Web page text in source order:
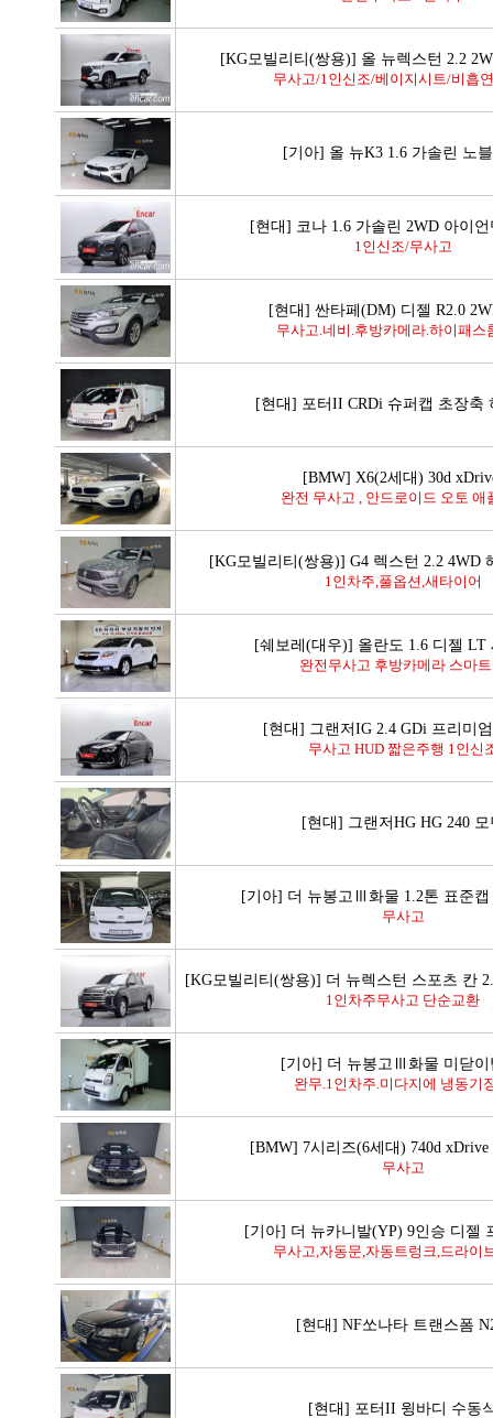
[KG모빌리티(쌍용)] 올 뉴렉스턴 2.2
무사고/1인신조/베이지시트/비흡
[기아] 올 뉴K3 1.6 가솔린 노
[현대] 코나 1.6 가솔린 2WD 아이
1인신조/무사고
[현대] 싼타페(DM) 디젤 R2.0
무사고.네비.후방카메라.하이패스
[현대] 포터II CRDi 슈퍼캡 초장축
[BMW] X6(2세대) 30d
완전 무사고 , 안드로이드 오토 애
[KG모빌리티(쌍용)] G4 렉스턴 2.2 4WD
1인차주,풀옵션,새타이어
[쉐보레(대우)] 올란도 1.6 디젤 LT
완전무사고 후방카메라 스마
[현대] 그랜저IG 2.4 GDi 프리미
무사고 HUD 짧은주행 1인신
[현대] 그랜저HG HG 240 모
[기아] 더 뉴봉고Ⅲ화물 1.2톤 표준캡
무사고
[KG모빌리티(쌍용)] 더 뉴렉스턴 스포츠 칸
1인차주무사고 단순교환
[기아] 더 뉴봉고Ⅲ화물 미닫
완무.1인차주.미다지에 냉동기
[BMW] 7시리즈(6세대) 740d
무사고
[기아] 더 뉴카니발(YP) 9인승 디젤
무사고,자동문,자동트렁크,드라이
[현대] NF쏘나타 트랜스폼
[현대] 포터II 윙바디 수동